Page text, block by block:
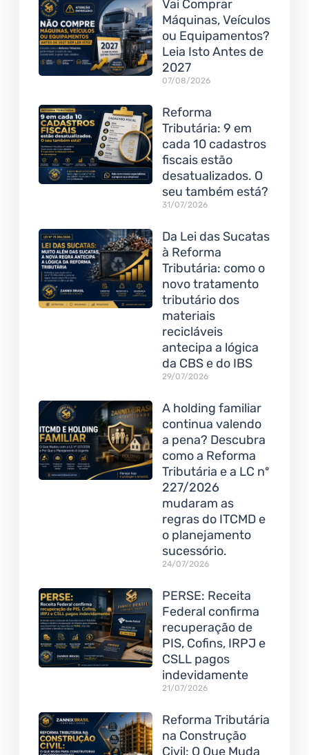
Vai Comprar
Máquinas, Veículos
ou Equipamentos?
Leia Isto Antes de
2027
07/08/2026
Reforma
Tributária: 9 em
cada 10 cadastros
fiscais estão
desatualizados. O
seu também está?
31/07/2026
Da Lei das Sucatas
à Reforma
Tributária: como o
novo tratamento
tributário dos
materiais
recicláveis
antecipa a lógica
da CBS e do IBS
29/07/2026
A holding familiar
continua valendo
a pena? Descubra
como a Reforma
Tributária e a LC nº
227/2026
mudaram as
regras do ITCMD e
o planejamento
sucessório.
24/07/2026
PERSE: Receita
Federal confirma
recuperação de
PIS, Cofins, IRPJ e
CSLL pagos
indevidamente
21/07/2026
Reforma Tributária
na Construção
Civil: O Que Muda